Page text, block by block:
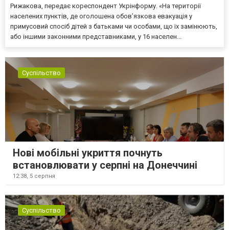
Рижакова, передає кореспондент Укрінформу. «На території
населених пунктів, де оголошена обов’язкова евакуація у
примусовий спосіб дітей з батьками чи особами, що їх замінюють,
або іншими законними представниками, у 16 населен...
Суспільство
Нові мобільні укриття почнуть
встановлювати у серпні на Донеччині
12:38, 5 серпня
Суспільство